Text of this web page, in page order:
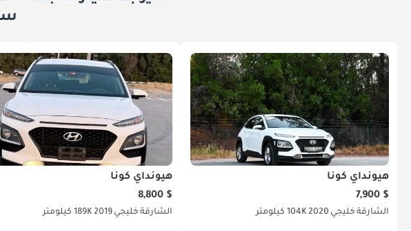
هيونداي كونا
$ 7,900
الشارقة خليجي 2020104K كيلومتر
هيونداي كونا
$ 8,800
الشارقة خليجي 2019189K كيلومتر